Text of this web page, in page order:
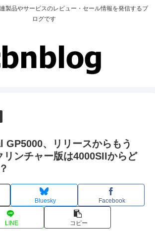
製品やサービスのレビュー・セール情報を発信するブ
ログです
、リリースからもう
リンチャー版は4000SIIからど
Bluesky Facebook
LINE コピー